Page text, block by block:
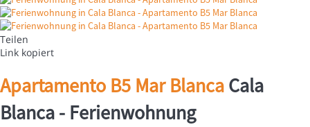
Teilen
Link kopiert
Apartamento B5 Mar BlancaCala
Blanca - Ferienwohnung